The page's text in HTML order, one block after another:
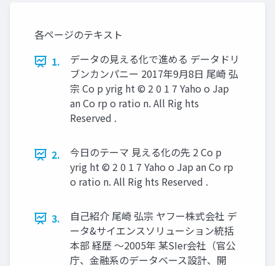
各ページのテキスト
1.
データの見える化で進める データドリ
ブンカンパニー 2017年9月8日 尾崎 弘
宗 Co p yrig ht © 2 0 1 7 Yaho o Jap
an Co rp o ratio n. All Rig hts
Reserved .
2.
今日のテーマ 見える化の先 2 Co p
yrig ht © 2 0 1 7 Yaho o Jap an Co rp
o ratio n. All Rig hts Reserved .
3.
自己紹介 尾崎 弘宗 ヤフー株式会社 デ
ータ&サイエンスソリューション統括
本部 経歴 〜2005年 某SIer会社（官公
庁、金融系のデータベース設計、開